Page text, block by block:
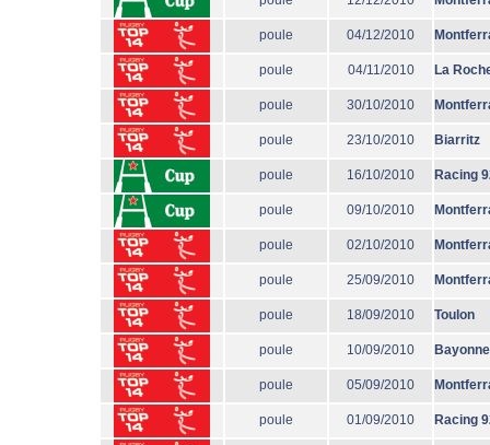
poule 04/12/2010
poule 04/11/2010 La
poule 30/10/2010
poule 23/10/2010 Biarritz
poule 16/10/2010 Racing
poule 09/10/2010
poule 02/10/2010
poule 25/09/2010
poule 18/09/2010 Toulon
poule 10/09/2010 Bayonne
poule 05/09/2010
poule 01/09/2010 Racing